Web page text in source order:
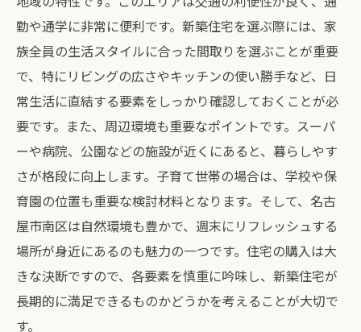
勤や通学に非常に便利です。新築住宅を選ぶ際には、家
族全員の生活スタイルに合った間取りを選ぶことが重要
で、特にリビングの広さやキッチンの使い勝手など、日
常生活に直結する要素をしっかり確認しておくことが必
要です。また、周辺環境も重要なポイントです。スーパ
ーや病院、公園などの施設が近くにあると、暮らしやす
さが格段に向上します。子育て世帯の場合は、学校や保
育園の位置も重要な検討材料となります。そして、名古
屋市南区は自然環境も豊かで、週末にリフレッシュする
場所が身近にあるのも魅力の一つです。住宅の購入は大
きな決断ですので、各要素を慎重に吟味し、新築住宅が
長期的に満足できるものかどうかを考えることが大切で
す。